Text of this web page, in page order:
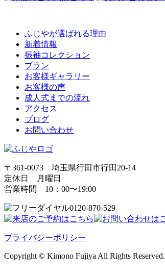
ふじやが選ばれる理由
新着情報
振袖コレクション
プラン
お客様ギャラリー
お客様の声
成人式までの流れ
アクセス
ブログ
お問い合わせ
〒361-0073 埼玉県行田市行田20-14
定休日 月曜日
営業時間 10：00〜19:00
0120-870-529
プライバシーポリシー
Copyright © Kimono Fujiya All Rights Reserved.